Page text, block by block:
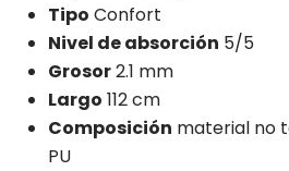
Tipo Confort
Nivel de absorción 5/5
Grosor2.1 mm
Largo 112 cm
Composición material no
PU